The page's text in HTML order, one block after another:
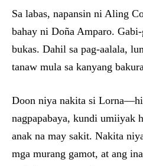
Sa labas, napansin ni Aling
bahay ni Doña Amparo.
bukas. Dahil sa pag-aalala,
tanaw mula sa kanyang
Doon niya nakita si
nagpapabaya, kundi umiiyak
anak na may sakit. Nakita
mga murang gamot, at ang